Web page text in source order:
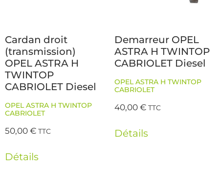
Cardan droit
(transmission)
OPEL ASTRA H
TWINTOP
CABRIOLET Diesel
OPEL ASTRA H TWINTOP
CABRIOLET
50,00€ TTC
Détails
Demarreur OPEL
ASTRA H TWINTOP
CABRIOLET Diesel
OPEL ASTRA H TWINTOP
CABRIOLET
40,00€ TTC
Détails